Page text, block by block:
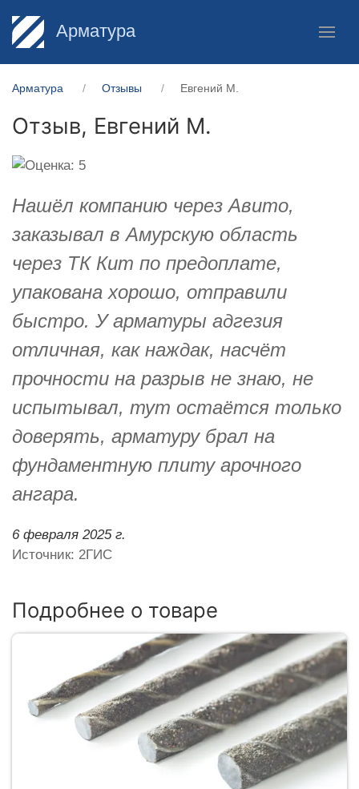
Арматура
Арматура Отзывы ​Евгений М.
Отзыв, ​Евгений М.
Нашёл компанию через Авито,
заказывал в Амурскую область
через ТК Кит по предоплате,
упакована хорошо, отправили
быстро. У арматуры адгезия
отличная, как наждак, насчёт
прочности на разрыв не знаю, не
испытывал, тут остаётся только
доверять, арматуру брал на
фундаментную плиту арочного
ангара.
6 февраля 2025 г.
Источник: 2ГИС
Подробнее о товаре